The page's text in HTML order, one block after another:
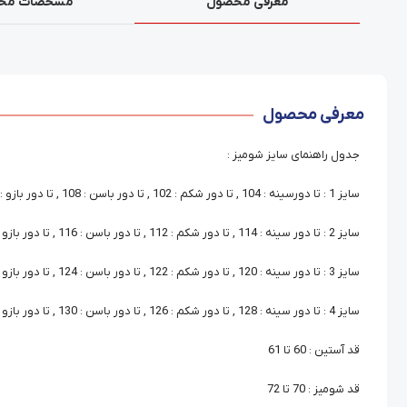
معرفی محصول
جدول راهنمای سایز شومیز :
سایز 1 : تا دورسینه : 104 , تا دور شکم : 102 , تا دور باسن : 108 , تا دور بازو : 38
سایز 2 : تا دور سینه : 114 , تا دور شکم : 112 , تا دور باسن : 116 , تا دور بازو : 40
سایز 3 : تا دور سینه : 120 , تا دور شکم : 122 , تا دور باسن : 124 , تا دور بازو : 44
سایز 4 : تا دور سینه : 128 , تا دور شکم : 126 , تا دور باسن : 130 , تا دور بازو : 48
قد آستین : 60 تا 61
قد شومیز : 70 تا 72